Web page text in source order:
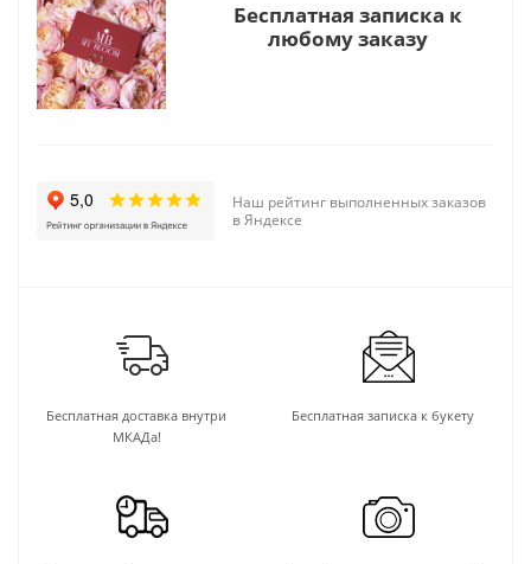
Бесплатная записка к
любому заказу
Наш рейтинг выполненных заказов
в Яндексе
Бесплатная доставка внутри
МКАДа!
Бесплатная записка к букету